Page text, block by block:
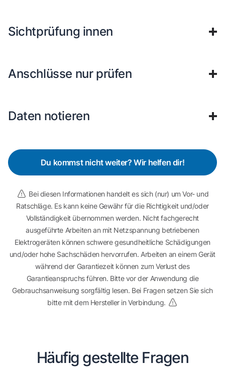
Sichtprüfung innen
Anschlüsse nur prüfen
Daten notieren
Du kommst nicht weiter? Wir helfen dir!
Bei diesen Informationen handelt es sich (nur) um Vor- und
Ratschläge. Es kann keine Gewähr für die Richtigkeit und/oder
Vollständigkeit übernommen werden. Nicht fachgerecht
ausgeführte Arbeiten an mit Netzspannung betriebenen
Elektrogeräten können schwere gesundheitliche Schädigungen
und/oder hohe Sachschäden hervorrufen. Arbeiten an einem Gerät
während der Garantiezeit können zum Verlust des
Garantieanspruchs führen. Bitte vor der Anwendung die
Gebrauchsanweisung sorgfältig lesen. Bei Fragen setzen Sie sich
bitte mit dem Hersteller in Verbindung.
Häufig gestellte Fragen